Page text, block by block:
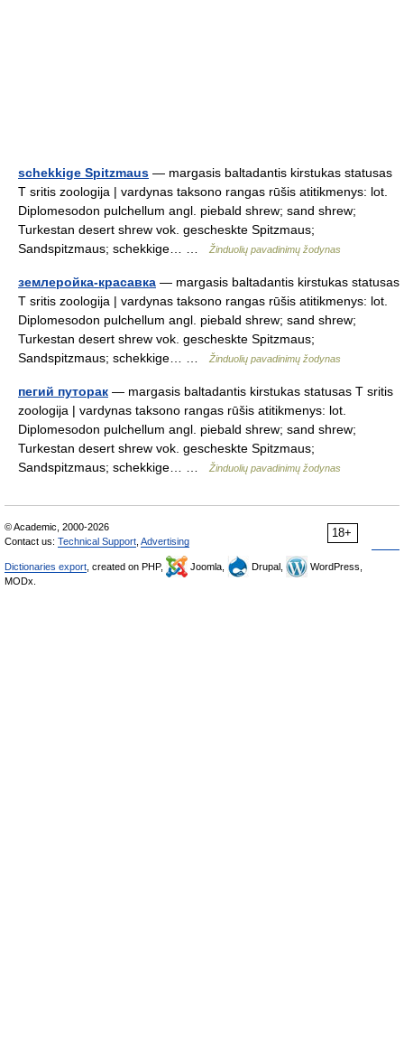
schekkige Spitzmaus — margasis baltadantis kirstukas statusas
T sritis zoologija | vardynas taksono rangas rūšis atitikmenys: lot.
Diplomesodon pulchellum angl. piebald shrew; sand shrew;
Turkestan desert shrew vok. gescheskte Spitzmaus;
Sandspitzmaus; schekkige… …
Žinduolių pavadinimų žodynas
землеройка-красавка — margasis baltadantis kirstukas statusas
T sritis zoologija | vardynas taksono rangas rūšis atitikmenys: lot.
Diplomesodon pulchellum angl. piebald shrew; sand shrew;
Turkestan desert shrew vok. gescheskte Spitzmaus;
Sandspitzmaus; schekkige… …
Žinduolių pavadinimų žodynas
пегий путорак — margasis baltadantis kirstukas statusas T sritis
zoologija | vardynas taksono rangas rūšis atitikmenys: lot.
Diplomesodon pulchellum angl. piebald shrew; sand shrew;
Turkestan desert shrew vok. gescheskte Spitzmaus;
Sandspitzmaus; schekkige… …
Žinduolių pavadinimų žodynas
18+
© Academic, 2000-2026
Contact us: Technical Support Advertising
Dictionaries export , created on PHP, Joomla, Drupal,
WordPress,
MODx.